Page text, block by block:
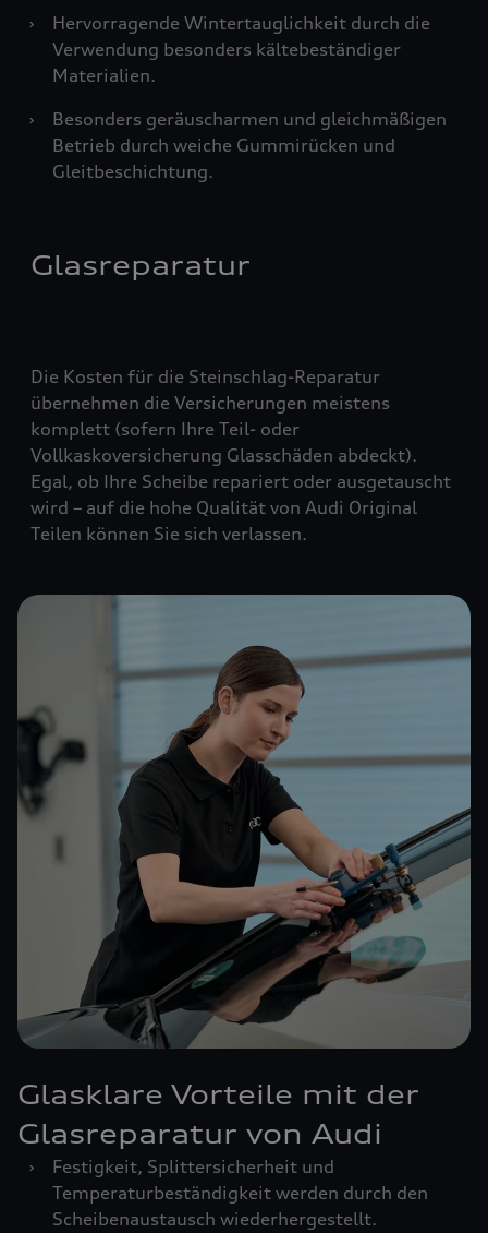
›
Hervorragende Wintertauglichkeit durch die
Verwendung besonders kältebeständiger
Materialien.
›
Besonders geräuscharmen und gleichmäßigen
Betrieb durch weiche Gummirücken und
Gleitbeschichtung.
Glasreparatur
Die Kosten für die Steinschlag-Reparatur
übernehmen die Versicherungen meistens
komplett (sofern Ihre Teil- oder
Vollkaskoversicherung Glasschäden abdeckt).
Egal, ob Ihre Scheibe repariert oder ausgetauscht
wird – auf die hohe Qualität von Audi Original
Teilen können Sie sich verlassen.
Glasklare Vorteile mit der
Glasreparatur von Audi
›
Festigkeit, Splittersicherheit und
Temperaturbeständigkeit werden durch den
Scheibenaustausch wiederhergestellt.